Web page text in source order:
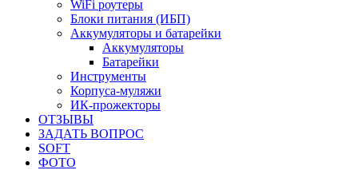
WiFi роутеры
Блоки питания (ИБП)
Аккумуляторы и батарейки
Аккумуляторы
Батарейки
Инструменты
Корпуса-муляжи
ИК-прожекторы
ОТЗЫВЫ
ЗАДАТЬ ВОПРОС
SOFT
ФОТО